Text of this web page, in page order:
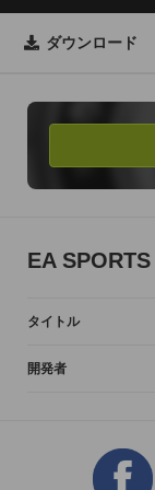
Football Club
Football Club,
your Friends,
Pack Sale. Keep
Check out these
•Keep up to date
•Turn a quick
ダウンロード
EA
タイトル
開発者